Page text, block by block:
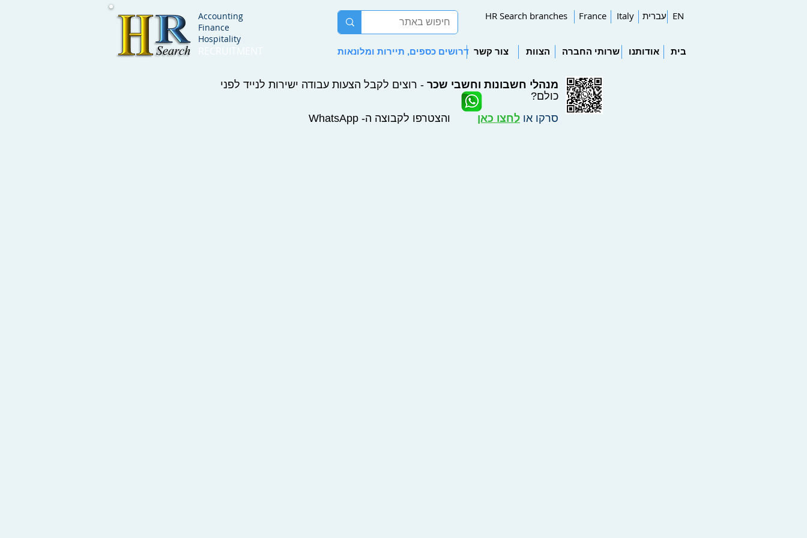
Italy
דרושים כספים, תיירות ומלונאות צור קשר הצוות שרותי החברה אודותנו בית
עברית EN
France
HR Search branches
Accounting
Finance
Hospitality
מנהלי חשבונות וחשבי שכר - רוצים לקבל הצעות עבודה ישירות לנייד לפני
כולם?
סרקו או לחצו כאן והצטרפו לקבוצה ה- WhatsApp